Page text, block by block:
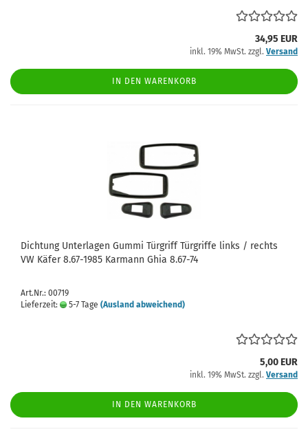
34,95 EUR
inkl. 19% MwSt. zzgl. Versand
IN DEN WARENKORB
Dichtung Unterlagen Gummi Türgriff Türgriffe links / rechts
VW Käfer 8.67-1985 Karmann Ghia 8.67-74
Art.Nr.: 00719
Lieferzeit:
5-7 Tage (Ausland abweichend)
5,00 EUR
inkl. 19% MwSt. zzgl. Versand
IN DEN WARENKORB